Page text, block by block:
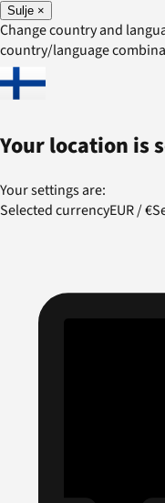
Sulje ×
Change country and
country/language
Your location is
Your settings are:
Selected currencyEUR/€